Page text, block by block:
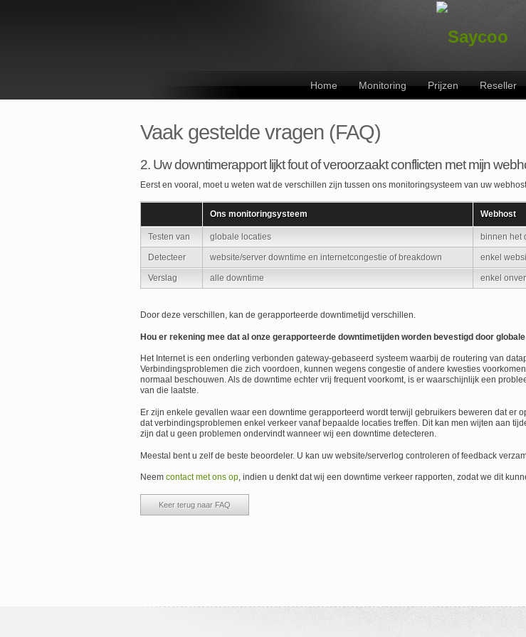
Home Monitoring Prijzen Reseller
Vaak gestelde vragen (FAQ)
2. Uw downtimerapport lijkt fout of veroorzaakt conflicten met mijn
Eerst en vooral, moet u weten wat de verschillen zijn tussen ons monitoringsysteem van uw
Ons monitoringsysteem Webhost
Testen van globale locaties binnen het
Detecteer website/server downtime en internetcongestie of breakdown enkel
Verslag alle downtime enkel
Door deze verschillen, kan de gerapporteerde downtimetijd verschillen.
Hou er rekening mee dat al onze gerapporteerde downtimetijden worden bevestigd door
Het Internet is een onderling verbonden gateway-gebaseerd systeem waarbij de routering van
Verbindingsproblemen die zich voordoen, kunnen wegens congestie of andere kwesties
normaal beschouwen. Als de downtime echter vrij frequent voorkomt, is er waarschijnlijk een
van die laatste.
Er zijn enkele gevallen waar een downtime gerapporteerd wordt terwijl gebruikers beweren dat er
dat verbindingsproblemen enkel verkeer vanaf bepaalde locaties treffen. Dit kan men wijten aan
zijn dat u geen problemen ondervindt wanneer wij een downtime detecteren.
Meestal bent u zelf de beste beoordeler. U kan uw website/serverlog controleren of feedback
Neem contact met ons op, indien u denkt dat wij een downtime verkeer rapporten, zodat we dit
Keer terug naar FAQ